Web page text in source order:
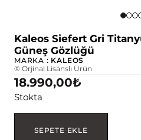
Kaleos Siefert Gri
Güneş Gözlüğü
MARKA : KALEOS
® Orjinal Lisanslı Ürün
18.990,00₺
Stokta
SEPETE EKLE